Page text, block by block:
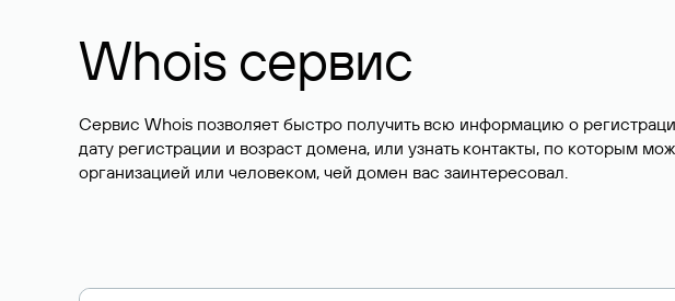
Whois сервис
Сервис Whois позволяет быстро получить всю информацию о
дату регистрации и возраст домена, или узнать контакты, по которым
организацией или человеком, чей домен вас заинтересовал.